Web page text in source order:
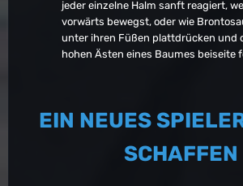
jeder einzelne Halm sanft reagiert,
vorwärts bewegst, oder wie
unter ihren Füßen plattdrücken und
hohen Ästen eines Baumes beiseite
EIN NEUES
SCHAFFEN